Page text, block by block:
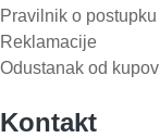
Pravilnik o
Reklamacije
Odustanak od
Kontakt